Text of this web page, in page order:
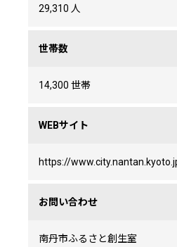
29,310 人
世帯数
14,300 世帯
WEBサイト
https://
お問い合わせ
南丹市ふるさと創生室